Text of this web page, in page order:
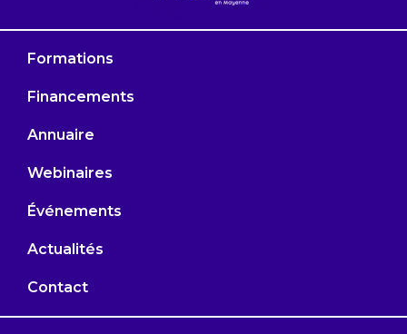
Formations
Financements
Annuaire
Webinaires
Événements
Actualités
Contact